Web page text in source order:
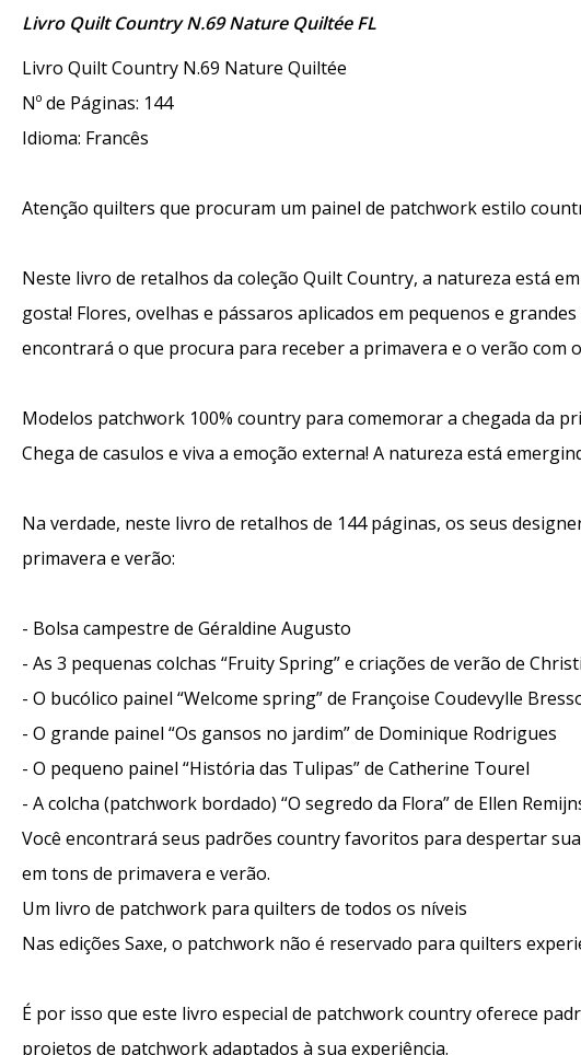
Livro Quilt Country N.69 Nature Quiltée FL
Livro Quilt Country N.69 Nature Quiltée
Nº de Páginas: 144
Idioma: Francês
Atenção quilters que procuram um painel de patchwork estilo
Neste livro de retalhos da coleção Quilt Country, a natureza está
gosta! Flores, ovelhas e pássaros aplicados em pequenos e
encontrará o que procura para receber a primavera e o verão com
Modelos patchwork 100% country para comemorar a chegada da
Chega de casulos e viva a emoção externa! A natureza está
Na verdade, neste livro de retalhos de 144 páginas, os seus
primavera e verão:
- Bolsa campestre de Géraldine Augusto
- As 3 pequenas colchas “Fruity Spring” e criações de verão de
- O bucólico painel “Welcome spring” de Françoise Coudevylle
- O grande painel “Os gansos no jardim” de Dominique Rodrigues
- O pequeno painel “História das Tulipas” de Catherine Tourel
- A colcha (patchwork bordado) “O segredo da Flora” de Ellen
Você encontrará seus padrões country favoritos para despertar
em tons de primavera e verão.
Um livro de patchwork para quilters de todos os níveis
Nas edições Saxe, o patchwork não é reservado para quilters
É por isso que este livro especial de patchwork country oferece
projetos de patchwork adaptados à sua experiência.